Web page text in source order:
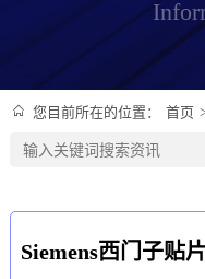
您目前所在的位置： 首页
Siemens西门子贴